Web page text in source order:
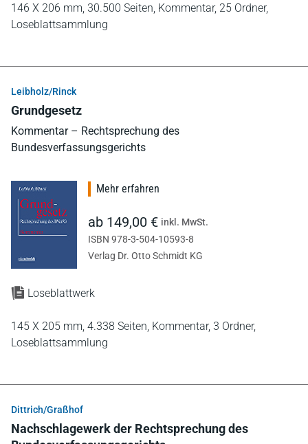
146 X 206 mm, 30.500 Seiten, Kommentar, 25 Ordner,
Loseblattsammlung
Leibholz/Rinck
Grundgesetz
Kommentar – Rechtsprechung des
Bundesverfassungsgerichts
Loseblattwerk
145 X 205 mm, 4.338 Seiten, Kommentar, 3 Ordner,
Loseblattsammlung
Mehr erfahren
ab 149,00 € inkl. MwSt.
ISBN 978-3-504-10593-8
Verlag Dr. Otto Schmidt KG
Dittrich/Graßhof
Nachschlagewerk der Rechtsprechung des